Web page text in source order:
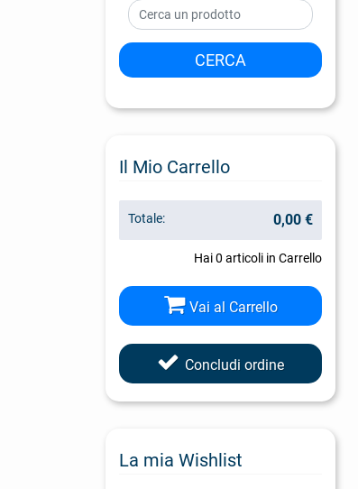
Il Mio Carrello
Hai0 articoli in Carrello
Totale: 0,00 €
Vai al Carrello
Concludi ordine
La mia Wishlist